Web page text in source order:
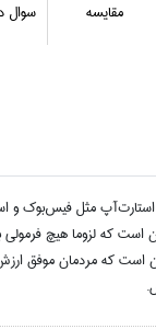
مقايسه سوال
مثل فيس‌بوك و
است كه لزوما هيچ
است كه مردمان موفق